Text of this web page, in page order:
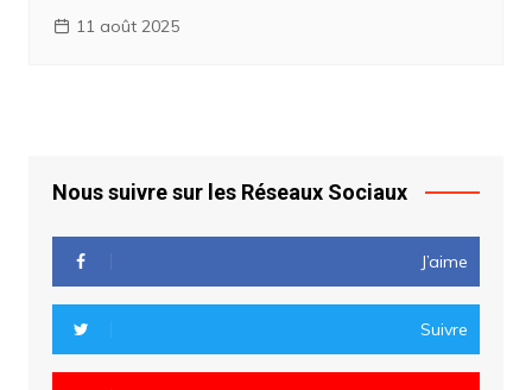
11 août 2025
Nous suivre sur les Réseaux Sociaux
J’aime
Suivre